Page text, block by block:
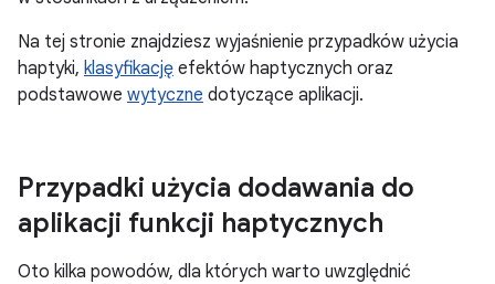
Na tej stronie znajdziesz wyjaśnienie przypadków użycia
haptyki, klasyfikację efektów haptycznych oraz
podstawowe wytyczne dotyczące aplikacji.
Przypadki użycia dodawania do
aplikacji funkcji haptycznych
Oto kilka powodów, dla których warto uwzględnić